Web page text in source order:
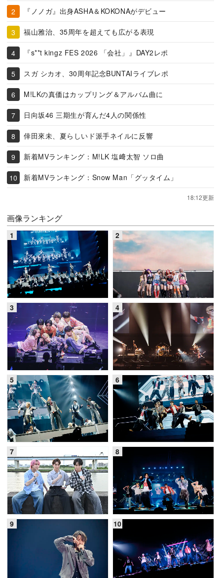
『ノノガ』出身ASHA＆KOKONAがデビュー
福山雅治、35周年を超えても広がる表現
『s**t kingz FES 2026 「会社」』DAY2レポ
スガ シカオ、30周年記念BUNTAIライブレポ
M!LKの真価はカップリング＆アルバム曲に
日向坂46 三期生が育んだ4人の関係性
倖田來未、夏らしいド派手ネイルに反響
新着MVランキング：M!LK 塩﨑太智 ソロ曲
新着MVランキング：Snow Man「グッタイム」
18:12更新
画像ランキング